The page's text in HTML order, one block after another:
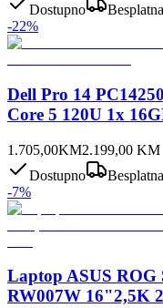
Dostupno
-22%
Dell Pro 14
Core 5 120U 1x
1.705,00KM2.199,00 KM
Dostupno
-7%
Laptop ASUS ROG
RW007W 16"2,5K